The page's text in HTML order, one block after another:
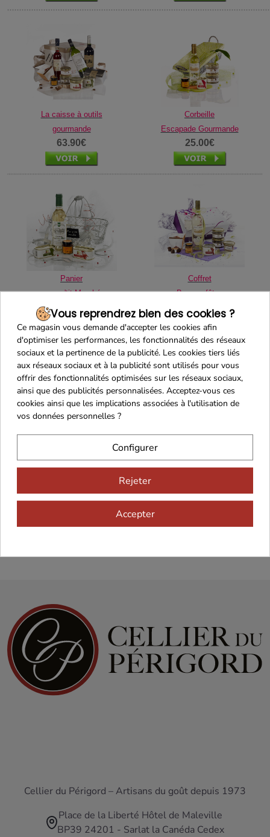
La caisse à outils
gourmande
Corbeille
Escapade Gourmande
63.90€ 25.00€
Panier
mon p'tit Marché
Coffret
Bonnes fêtes
25.80€ 34.00€
Recevez nos offres
spéciales
Cellier du Périgord – Artisans du goût depuis 1973
Place de la Liberté Hôtel de Maleville
BP39 24201 - Sarlat la Canéda Cedex
Vous reprendrez bien des cookies ?
Ce magasin vous demande d'accepter les cookies afin
d'optimiser les performances, les fonctionnalités des réseaux
sociaux et la pertinence de la publicité. Les cookies tiers liés
aux réseaux sociaux et à la publicité sont utilisés pour vous
offrir des fonctionnalités optimisées sur les réseaux sociaux,
ainsi que des publicités personnalisées. Acceptez-vous ces
cookies ainsi que les implications associées à l'utilisation de
vos données personnelles ?
Configurer
Rejeter
Accepter